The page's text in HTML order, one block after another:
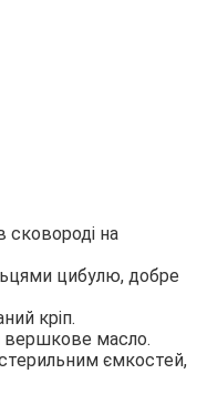
на
цибулю, добре
кріп.
вершкове масло.
ємкостей,